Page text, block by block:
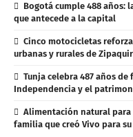
Bogotá cumple 488 años:
que antecede a la capital
Cinco motocicletas
urbanas y rurales de
Tunja celebra 487 años
Independencia y el
Alimentación natural
familia que creó Vivo para